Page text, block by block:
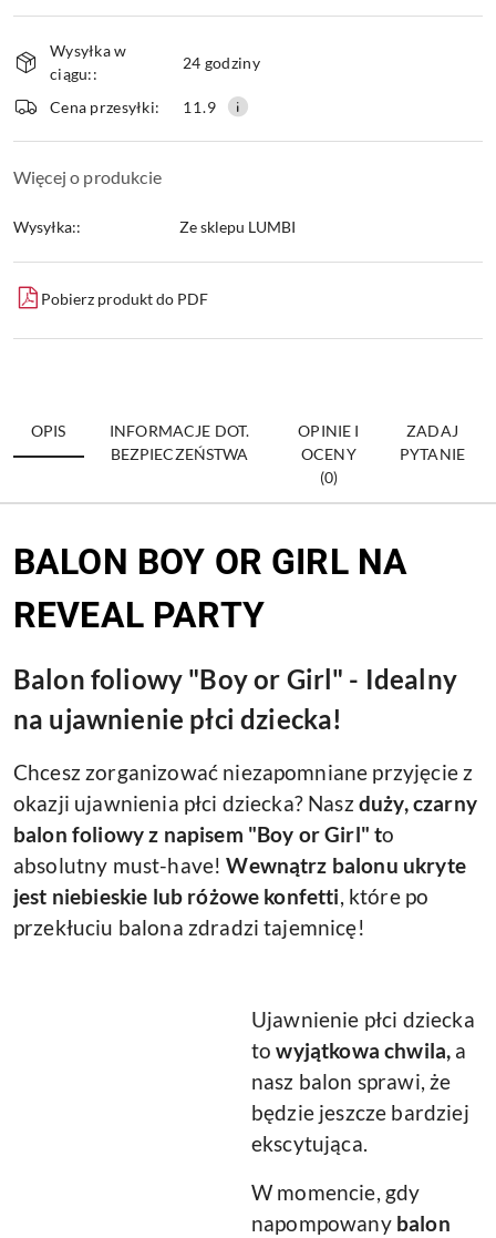
i
dostawa
Wysyłka w
ciągu::
24 godziny
Cena przesyłki: 11.9
Więcej o produkcie
Wysyłka:: Ze sklepu LUMBI
Pobierz produkt do PDF
OPIS
INFORMACJE DOT.
BEZPIECZEŃSTWA
OPINIE I
OCENY
(0)
ZADAJ
PYTANIE
BALON BOY OR GIRL NA
REVEAL PARTY
Balon foliowy "Boy or Girl" - Idealny
na ujawnienie płci dziecka!
Chcesz zorganizować niezapomniane przyjęcie z
okazji ujawnienia płci dziecka? Nasz duży, czarny
balon foliowy z napisem "Boy or Girl" to
absolutny must-have!Wewnątrz balonu ukryte
jest niebieskie lub różowe konfetti, które po
przekłuciu balona zdradzi tajemnicę!
Ujawnienie płci dziecka
towyjątkowa chwila, a
nasz balon sprawi, że
będzie jeszcze bardziej
ekscytująca.
W momencie, gdy
napompowany balon